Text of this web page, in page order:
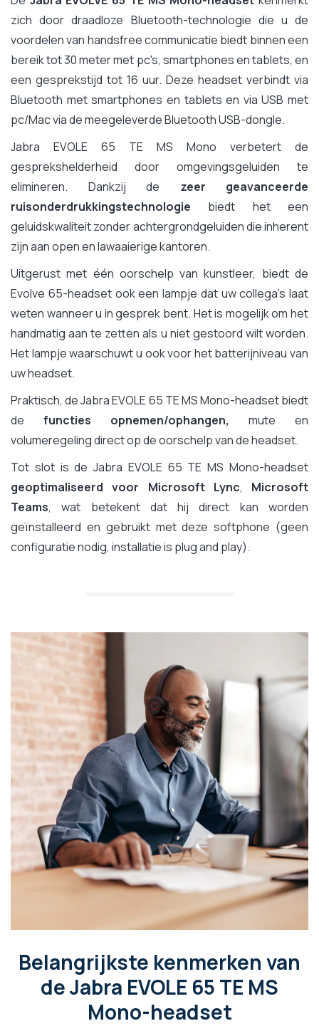
zich door draadloze Bluetooth-technologie die u de
voordelen van handsfree communicatie biedt binnen een
bereik tot 30 meter met pc's, smartphones en tablets, en
een gesprekstijd tot 16 uur. Deze headset verbindt via
Bluetooth met smartphones en tablets en via USB met
pc/Mac via de meegeleverde Bluetooth USB-dongle.
Jabra EVOLE 65 TE MS Mono verbetert de
gesprekshelderheid door omgevingsgeluiden te
elimineren. Dankzij de zeer geavanceerde
ruisonderdrukkingstechnologie biedt het een
geluidskwaliteit zonder achtergrondgeluiden die inherent
zijn aan open en lawaaierige kantoren.
Uitgerust met één oorschelp van kunstleer, biedt de
Evolve 65-headset ook een lampje dat uw collega's laat
weten wanneer u in gesprek bent. Het is mogelijk om het
handmatig aan te zetten als u niet gestoord wilt worden.
Het lampje waarschuwt u ook voor het batterijniveau van
uw headset.
Praktisch, de Jabra EVOLE 65 TE MS Mono-headset biedt
de functies opnemen/ophangen, mute en
volumeregeling direct op de oorschelp van de headset.
Tot slot is de Jabra EVOLE 65 TE MS Mono-headset
geoptimaliseerd voor Microsoft Lync, Microsoft
Teams, wat betekent dat hij direct kan worden
geïnstalleerd en gebruikt met deze softphone (geen
configuratie nodig, installatie is plug and play).
Belangrijkste kenmerken van
de Jabra EVOLE 65 TE MS
Mono-headset